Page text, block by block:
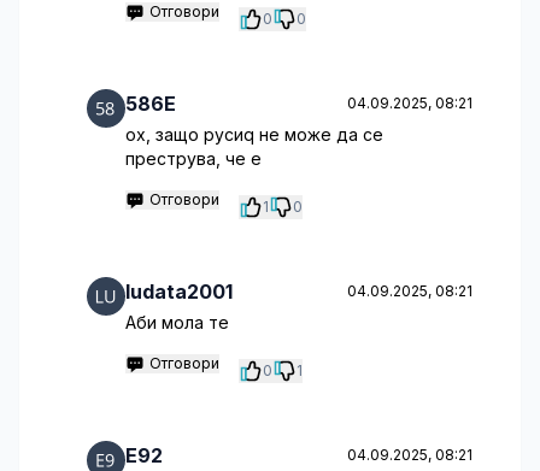
Отговори 0 0
586E 04.09.2025, 08:21
ох, защо русиq не може да се
преструва, че е
Отговори 1 0
ludata2001 04.09.2025, 08:21
Аби мола те
Отговори 0 1
E92 04.09.2025, 08:21